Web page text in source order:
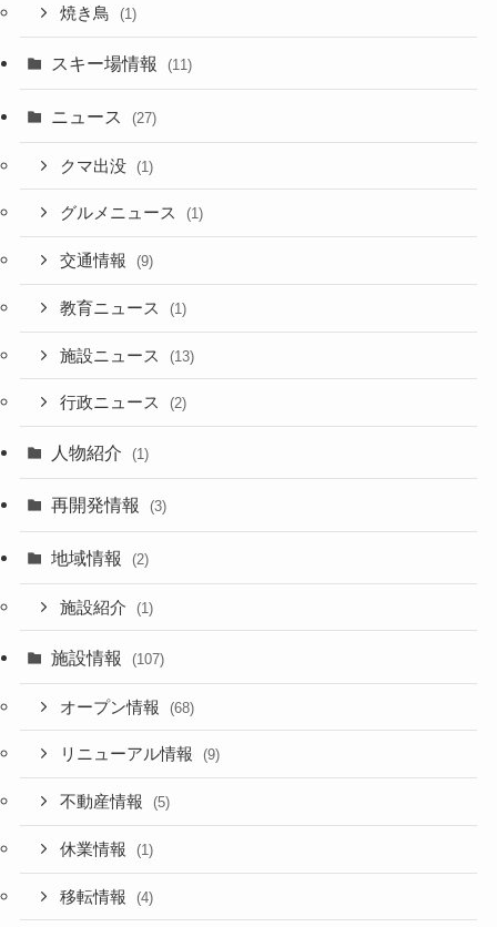
焼き鳥 (1)
スキー場情報 (11)
ニュース (27)
クマ出没 (1)
グルメニュース (1)
交通情報 (9)
教育ニュース (1)
施設ニュース (13)
行政ニュース (2)
人物紹介 (1)
再開発情報 (3)
地域情報 (2)
施設紹介 (1)
施設情報 (107)
オープン情報 (68)
リニューアル情報 (9)
不動産情報 (5)
休業情報 (1)
移転情報 (4)